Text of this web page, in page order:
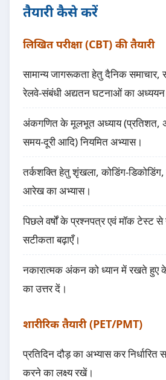
तैयारी कैसे करें
लिखित परीक्षा (CBT) की तैयारी
सामान्य जागरूकता हेतु दैनिक समाचार,
रेलवे-संबंधी अद्यतन घटनाओं का
अंकगणित के मूलभूत अध्याय
समय-दूरी आदि) नियमित अभ्यास।
तर्कशक्ति हेतु शृंखला, कोडिंग-
आरेख का अभ्यास।
पिछले वर्षों के प्रश्नपत्र एवं मॉक टेस्ट
सटीकता बढ़ाएँ।
नकारात्मक अंकन को ध्यान में रखते हुए
का उत्तर दें।
शारीरिक तैयारी (PET/PMT)
प्रतिदिन दौड़ का अभ्यास कर निर्धारित
करने का लक्ष्य रखें।